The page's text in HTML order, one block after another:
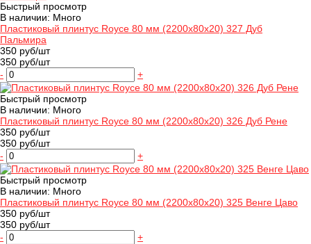
Быстрый просмотр
В наличии: Много
Пластиковый плинтус Royce 80 мм (2200x80x20) 327 Дуб
Пальмира
350 руб/шт
350 руб/шт
-
+
Быстрый просмотр
В наличии: Много
Пластиковый плинтус Royce 80 мм (2200x80x20) 326 Дуб Рене
350 руб/шт
350 руб/шт
-
+
Быстрый просмотр
В наличии: Много
Пластиковый плинтус Royce 80 мм (2200x80x20) 325 Венге Цаво
350 руб/шт
350 руб/шт
-
+